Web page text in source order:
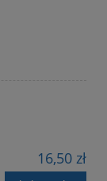
16,50 zł